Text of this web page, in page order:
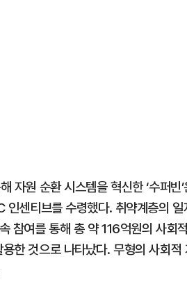
자원 순환 시스템을 혁신한 ‘수퍼
센티브를 수령했다. 취약계층의
참여를 통해 총 약 116억원의 사
한 것으로 나타났다. 무형의 사회